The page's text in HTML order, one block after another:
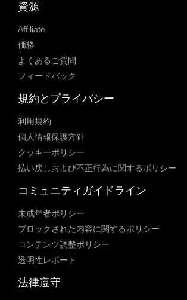
資源
Affiliate
価格
よくあるご質問
フィードバック
規約とプライバシー
利用規約
個人情報保護方針
クッキーポリシー
払い戻しおよび不正行為に関するポリシー
コミュニティガイドライン
未成年者ポリシー
ブロックされた内容に関するポリシー
コンテンツ調整ポリシー
透明性レポート
法律遵守